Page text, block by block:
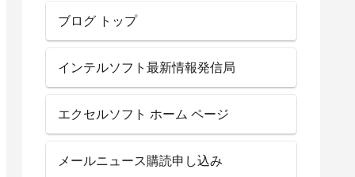
ブログ トップ
インテルソフト最新情報発信局
エクセルソフト ホーム ページ
メールニュース購読申し込み